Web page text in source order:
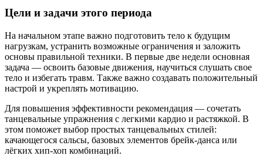
Цели и задачи этого периода
На начальном этапе важно подготовить тело к будущим
нагрузкам, устранить возможные ограничения и заложить
основы правильной техники. В первые две недели основная
задача — освоить базовые движения, научиться слушать свое
тело и избегать травм. Также важно создавать положительный
настрой и укреплять мотивацию.
Для повышения эффективности рекомендация — сочетать
танцевальные упражнения с легкими кардио и растяжкой. В
этом поможет выбор простых танцевальных стилей:
качающегося сальсы, базовых элементов брейк-данса или
лёгких хип-хоп комбинаций.